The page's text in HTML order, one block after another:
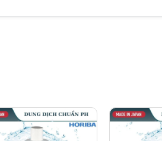
Cảm biến thay thế: Dễ dàng thay thế